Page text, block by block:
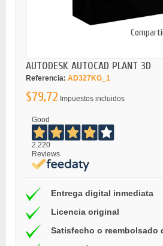
AUTODESK AUTOCAD PLANT 3D
Referencia: AD327KG_1
$79,72 Impuestos incluidos
Good
2.220
Reviews
Entrega digital inmediata
Licencia original
Satisfecho o reembolsado